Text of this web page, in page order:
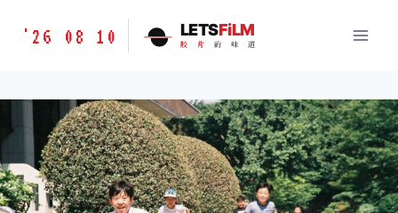
胶
味
道
LETSFILM
'26 08 10 LETSFiLM
胶 片 的 味 道